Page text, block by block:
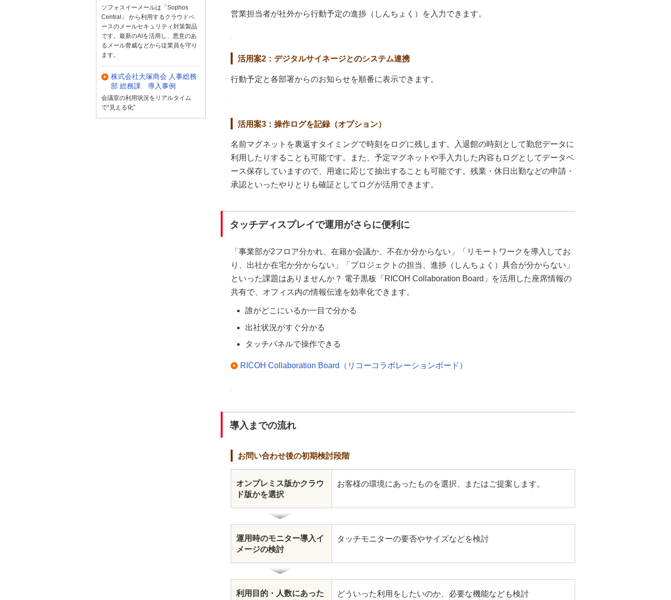
営業担当者が社外から行動予定の進捗（しんちょく）を入力できます。
活用案2：デジタルサイネージとのシステム連携
行動予定と各部署からのお知らせを順番に表示できます。
活用案3：操作ログを記録（オプション）
名前マグネットを裏返すタイミングで時刻をログに残します。入退館の時刻として勤怠データに
利用したりすることも可能です。また、予定マグネットや手入力した内容もログとしてデータベ
ース保存していますので、用途に応じて抽出することも可能です。残業・休日出勤などの申請・
承認といったやりとりも確証としてログが活用できます。
タッチディスプレイで運用がさらに便利に
「事業部が2フロア分かれ、在籍か会議か、不在か分からない」「リモートワークを導入してお
り、出社か在宅か分からない」「プロジェクトの担当、進捗（しんちょく）具合が分からない」
といった課題はありませんか？ 電子黒板「RICOH Collaboration Board」を活用した座席情報の
共有で、オフィス内の情報伝達を効率化できます。
誰がどこにいるか一目で分かる
出社状況がすぐ分かる
タッチパネルで操作できる
RICOH Collaboration Board（リコーコラボレーションボード）
導入までの流れ
お問い合わせ後の初期検討段階
オンプレミス版かクラウ
ド版かを選択
お客様の環境にあったものを選択、またはご提案します。
運用時のモニター導入イ
メージの検討
タッチモニターの要否やサイズなどを検討
利用目的・人数にあった
どういった利用をしたいのか、必要な機能なども検討
ソフォスイーメールは「Sophos
Central」 から利用するクラウドベ
ースのメールセキュリティ対策製品
です。最新のAIを活用し、悪意のあ
るメール脅威などから従業員を守り
ます。
株式会社大塚商会 人事総務
部 総務課 導入事例
会議室の利用状況をリアルタイム
で“見える化”